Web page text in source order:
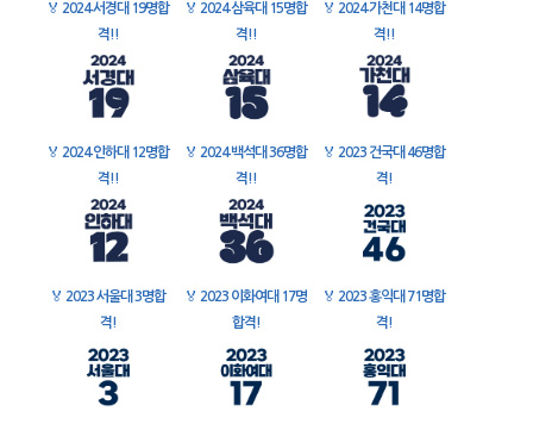
🏅 2024 서경대 19명합
격!!
🏅 2024 삼육대 15명합
격!!
🏅 2024 가천대 14명합
격!!
🏅 2024 인하대 12명합
격!!
🏅 2024 백석대 36명합
격!!
🏅 2023 건국대 46명합
격!
🏅 2023 서울대 3명합
격!
🏅 2023 이화여대 17명
합격!
🏅 2023 홍익대 71명합
격!